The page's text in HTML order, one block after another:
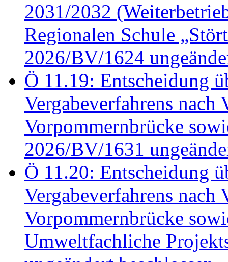
2031/2032
Regionalen Schule
2026/BV/1624
Ö 11.19: Entscheidung
Vergabeverfahrens
Vorpommernbrücke
2026/BV/1631
Ö 11.20: Entscheidung
Vergabeverfahrens
Vorpommernbrücke
Umweltfachliche